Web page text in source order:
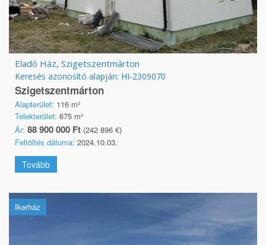
Eladó Ház, Szigetszentmárton
Keresés azonosító alapján: HI-2309070
Szigetszentmárton
Alapterület: 116 m²
Telekterület: 675 m²
Ár: 88 900 000 Ft (242 896 €)
Feltöltés dátuma: 2024.10.03.
Tovább
Ikerház